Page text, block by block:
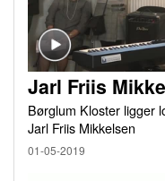
Jarl Friis
Børglum Kloster ligger
Jarl Friis Mikkelsen
01-05-2019